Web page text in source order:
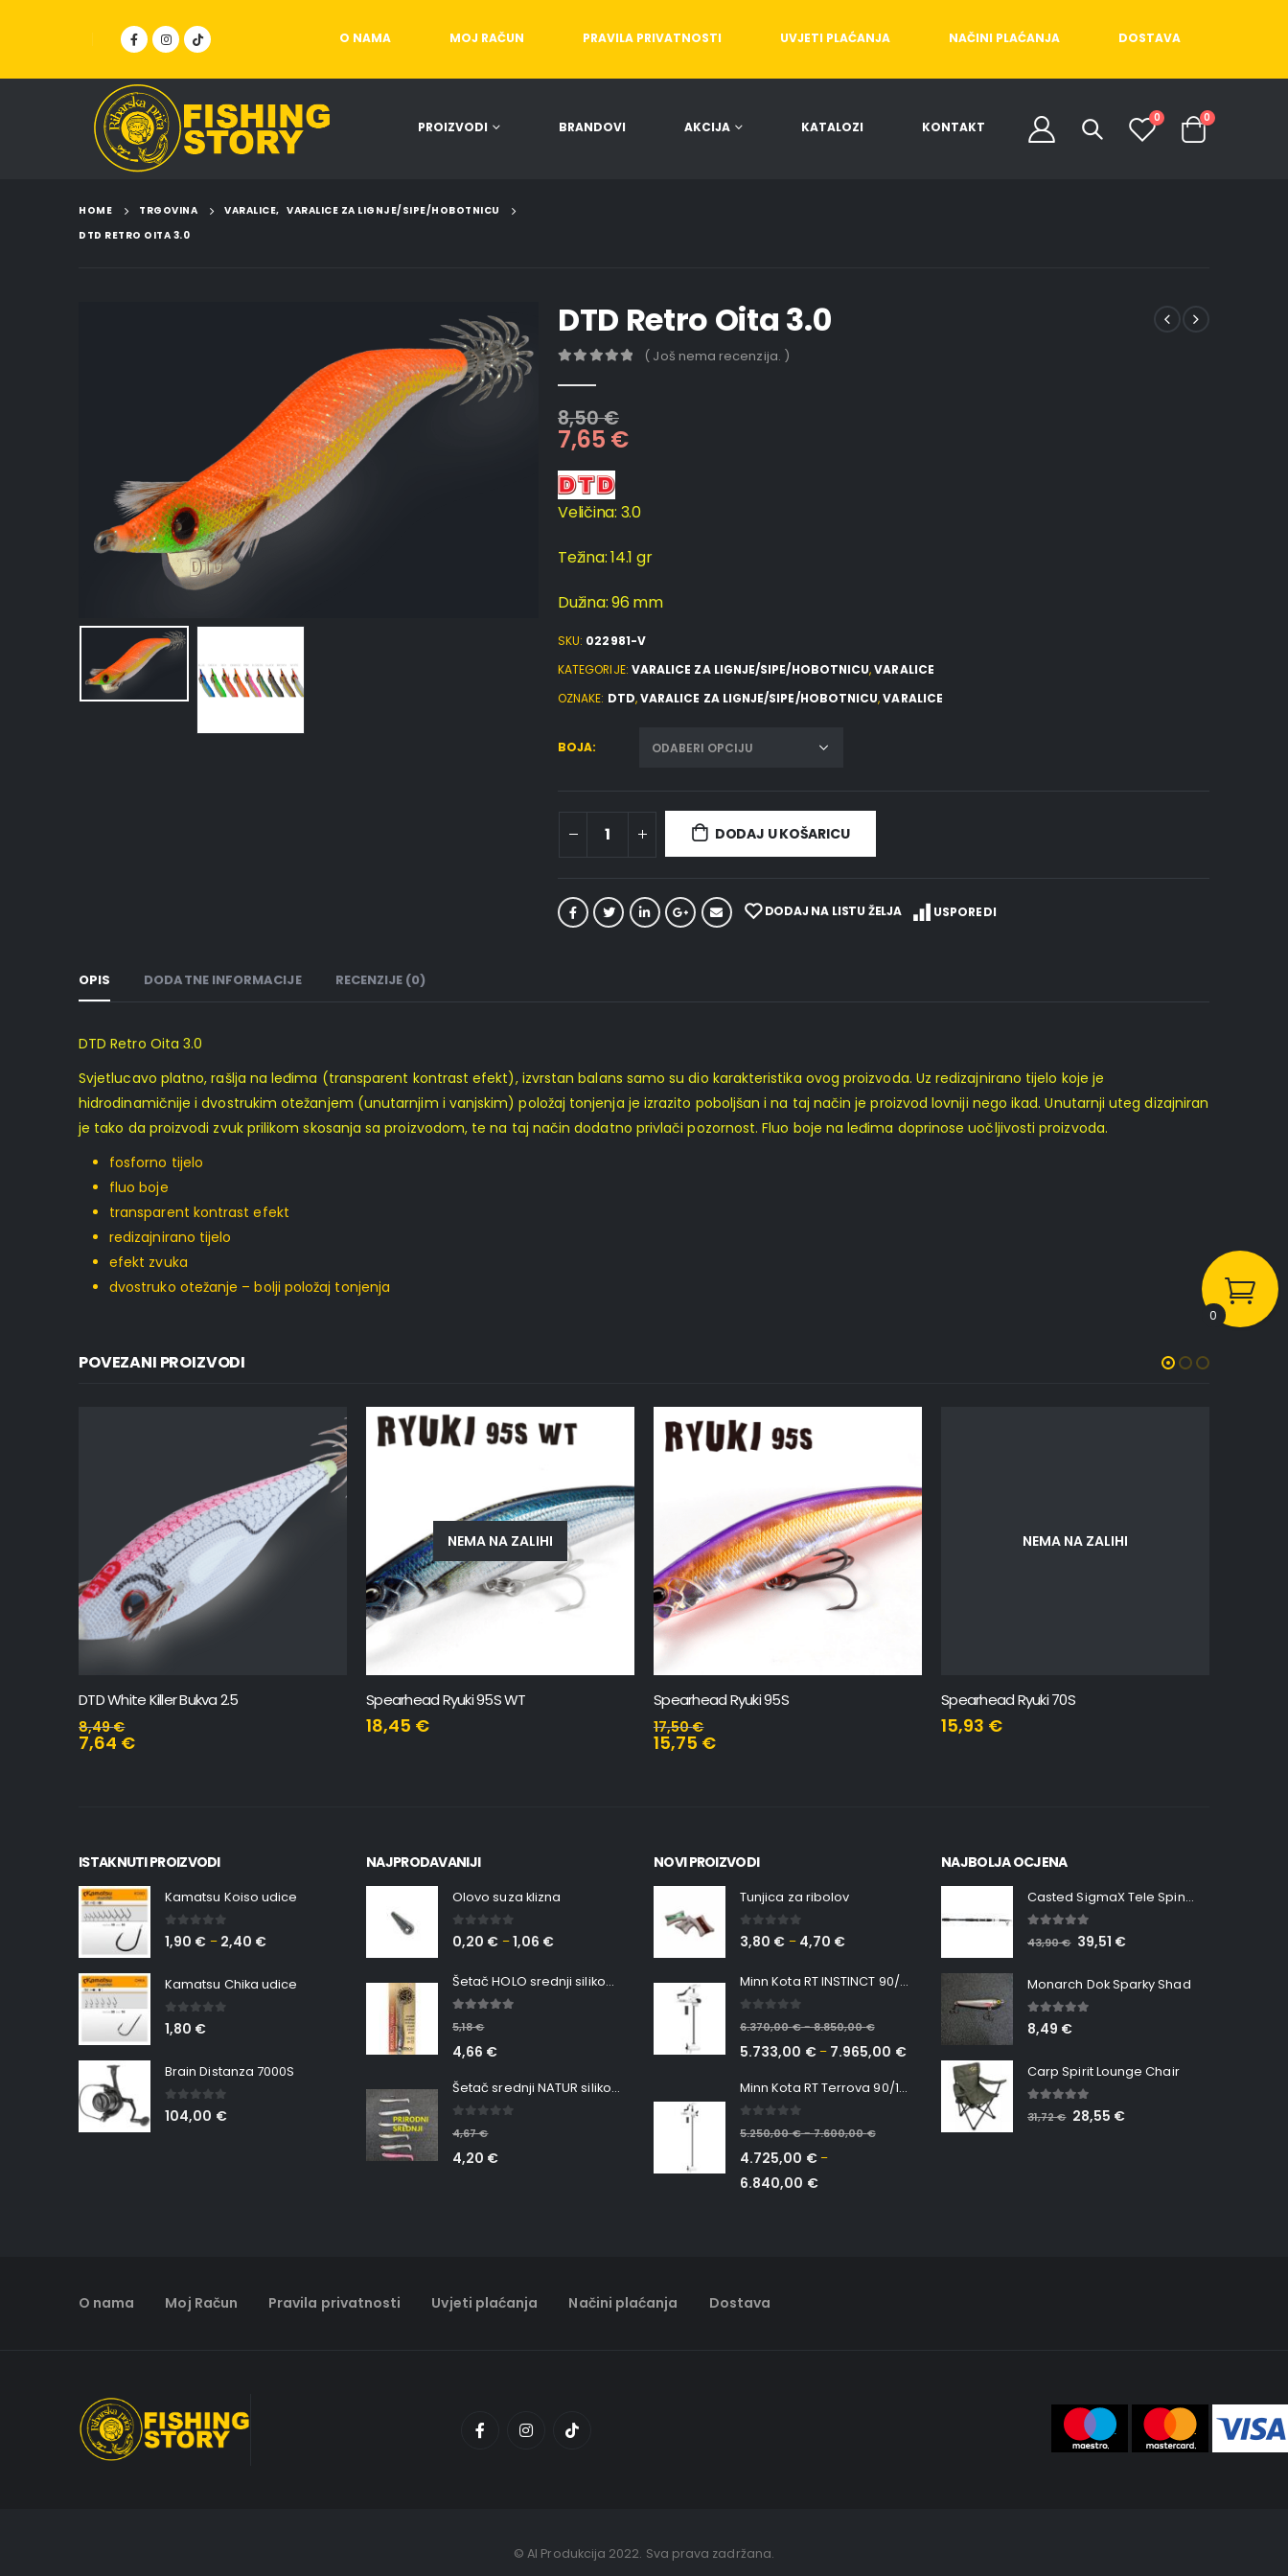
O NAMA MOJ RAČUN PRAVILA PRIVATNOSTI UVJETI PLAĆANJA NAČINI PLAĆANJA DOSTAVA
PROIZVODI BRANDOVI AKCIJA KATALOZI KONTAKT
0 0
HOME TRGOVINA VARALICE, VARALICE ZA LIGNJE/SIPE/HOBOTNICU
DTD RETRO OITA 3.0
DTD Retro Oita 3.0
( Još nema recenzija. )
8,50€
7,65 €
Veličina: 3.0
Težina: 14.1 gr
Dužina: 96 mm
SKU: 022981-V
KATEGORIJE: VARALICE ZA LIGNJE/SIPE/HOBOTNICU,VARALICE
OZNAKE: DTD,VARALICE ZA LIGNJE/SIPE/HOBOTNICU,VARALICE
BOJA
DODAJ U KOŠARICU
DODAJ NA LISTU ŽELJA USPOREDI
OPIS DODATNE INFORMACIJE RECENZIJE (0)
DTD Retro Oita 3.0
Svjetlucavo platno, rašlja na leđima (transparent kontrast efekt), izvrstan balans samo su dio karakteristika ovog proizvoda. Uz redizajnirano tijelo koje je
hidrodinamičnije i dvostrukim otežanjem (unutarnjim i vanjskim) položaj tonjenja je izrazito poboljšan i na taj način je proizvod lovniji nego ikad. Unutarnji uteg dizajniran
je tako da proizvodi zvuk prilikom skosanja sa proizvodom, te na taj način dodatno privlači pozornost. Fluo boje na leđima doprinose uočljivosti proizvoda.
fosforno tijelo
fluo boje
transparent kontrast efekt
redizajnirano tijelo
efekt zvuka
dvostruko otežanje – bolji položaj tonjenja
POVEZANI PROIZVODI
DTD White Killer Bukva 2.5
8,49€
7,64 €
NEMA NA ZALIHI
Spearhead Ryuki 95S WT
18,45 €
Spearhead Ryuki 95S
17,50€
15,75 €
NEMA NA ZALIHI
Spearhead Ryuki 70S
15,93 €
ISTAKNUTI PROIZVODI
Kamatsu Koiso udice
0 out of 5
1,90 € – 2,40 €
Kamatsu Chika udice
0 out of 5
1,80 €
Brain Distanza 7000S
0out of 5
104,00 €
NAJPRODAVANIJI
Olovo suza klizna
0 out of 5
0,20 € –1,06 €
Šetač HOLO srednji silikonska Ribica Belgrade Walker
5,18€
4,66 €
Šetač srednji NATUR silikonska ribica Belgrade Walker
4,67€
4,20 €
NOVI PROIZVODI
Tunjica za ribolov
0 out of 5
3,80 € – 4,70 €
Minn Kota RT INSTINCT 90/115 WR QUEST
6.370,00€–8.850,00€
5.733,00 €– 7.965,00 €
Minn Kota RT Terrova 90/115 WR QUEST
5.250,00€–7.600,00€
4.725,00 €–
6.840,00 €
NAJBOLJA OCJENA
Casted SigmaX Tele Spin, 300cm, 40-80gr
out of 5
43,90€ 39,51 €
Monarch Dok Sparky Shad
5.00 out of 5
8,49 €
Carp Spirit Lounge Chair
out of 5
31,72€ 28,55 €
O nama Moj Račun Pravila privatnosti Uvjeti plaćanja Načini plaćanja Dostava
© AI Produkcija 2022. Sva prava zadržana.
0